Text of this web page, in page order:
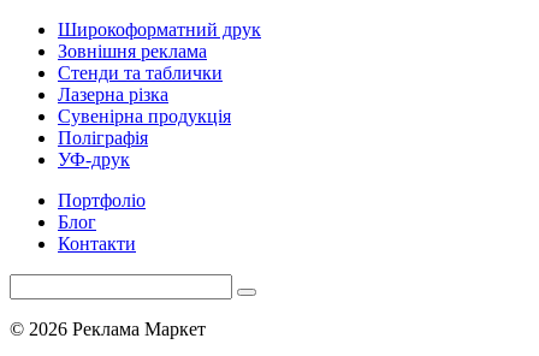
Широкоформатний друк
Зовнішня реклама
Стенди та таблички
Лазерна різка
Сувенірна продукція
Поліграфія
УФ-друк
Портфоліо
Блог
Контакти
© 2026 Реклама Маркет